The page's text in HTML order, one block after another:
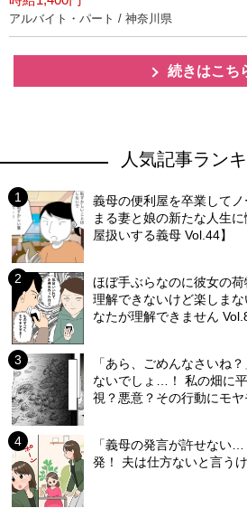
アルバイト・パート / 神奈川県
続きはこち
人気記事ラン
義母の便利屋を卒業して
まる妻と娘の新たな人生
屋扱いする義母 Vol.44】
ほぼ手ぶらなのに彼女の
理解できないけど楽しま
なたが理解できません Vol.8
「あら、ごめんなさいね
ないでしょ…！ 私の畑に
視？悪意？その行動にモ
「義母の発言が許せない
発！ 夫は仕方ないと言う